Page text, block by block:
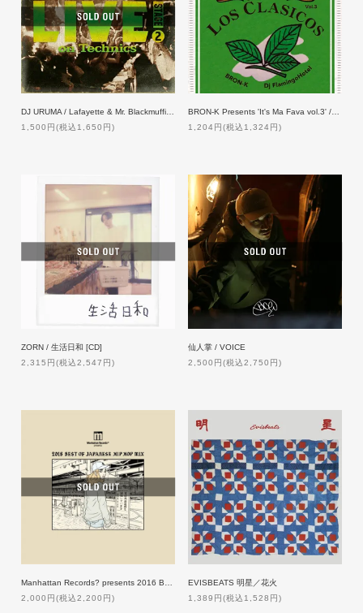
DJ URUMA / Lafayette & Mr. Blackmuffin Presents 『LIVE! on Technics』-STAGE 2-
1,500円(税込1,650円)
1,204円(税込1,324円)
ZORN / 生活日和 [CD]
2,315円(税込2,547円)
仙人掌 / VOICE
2,500円(税込2,750円)
2,000円(税込2,200円)
EVISBEATS 明星／花火
1,389円(税込1,528円)